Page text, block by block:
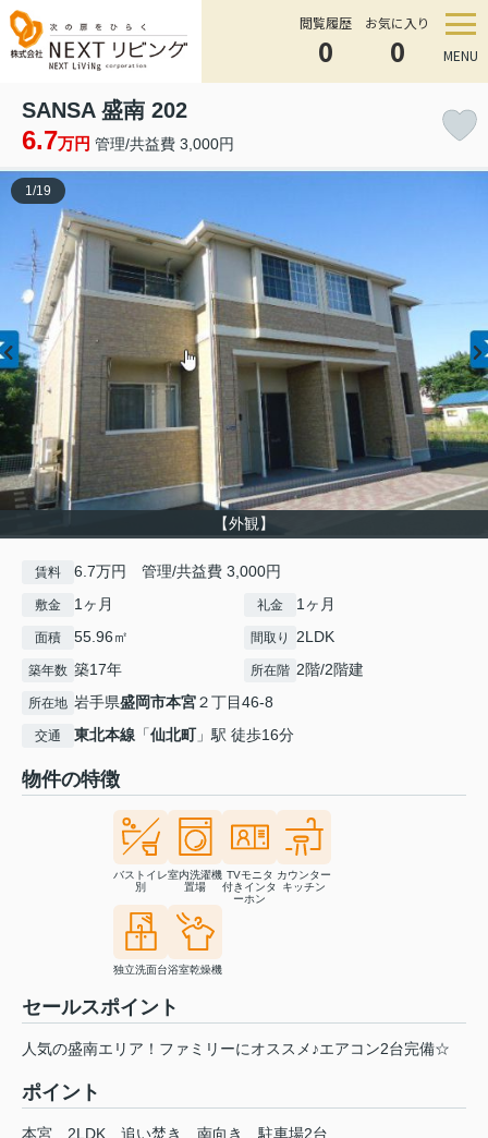
閲覧履歴
0
お気に入り
0 MENU
SANSA 盛南 202
6.7万円 管理/共益費 3,000円
【外観】
1/19
賃料 6.7万円 管理/共益費 3,000円
敷金 1ヶ月 礼金 1ヶ月
面積 55.96㎡ 間取り 2LDK
築年数 築17年 所在階 2階/2階建
所在地 岩手県盛岡市本宮２丁目46-8
交通 東北本線 「仙北町」駅 徒歩16分
物件の特徴
バストイレ
別
室内洗濯機
置場
TVモニタ
付きインタ
ーホン
カウンター
キッチン
独立洗面台浴室乾燥機
セールスポイント
人気の盛南エリア！ファミリーにオススメ♪エアコン2台完備☆
ポイント
本宮 2LDK 追い焚き 南向き 駐車場2台